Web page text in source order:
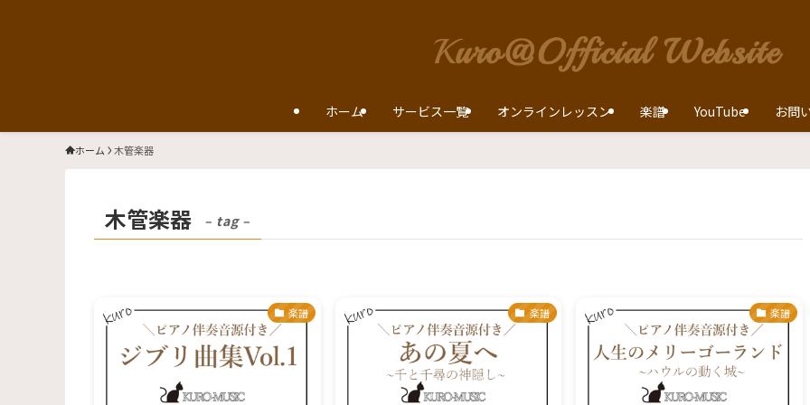
ホーム サービス一覧 オンラインレッスン 楽譜 YouTube お問
ホーム 木管楽器
木管楽器 – tag –
楽譜 楽譜 楽譜